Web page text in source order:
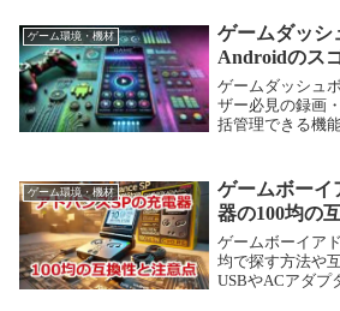
ゲーム環境・機材
ゲームダッシ
Androidのス
ゲームダッシュ
ザー必見の録画
括管理できる機
ゲーム環境・機材
ゲームボーイ
器の100均の
ゲームボーイア
均で探す方法や
USBやACアダプ